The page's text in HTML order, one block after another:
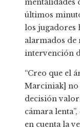
mentalidades
últimos
los jugadores
alarmados
intervención
“Creo que el
Marciniak] no
decisión
cámara
en cuenta la